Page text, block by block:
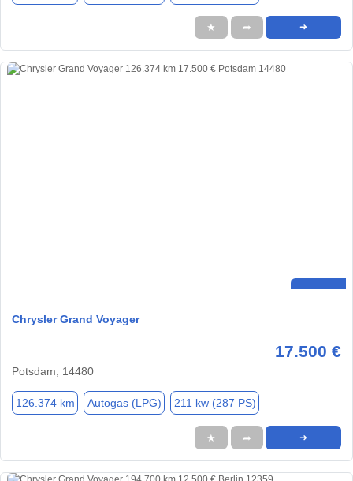
★ ➦ ➜
Chrysler Grand Voyager
17.500 €
Potsdam, 14480
126.374 km Autogas (LPG) 211 kw (287 PS)
★ ➦ ➜